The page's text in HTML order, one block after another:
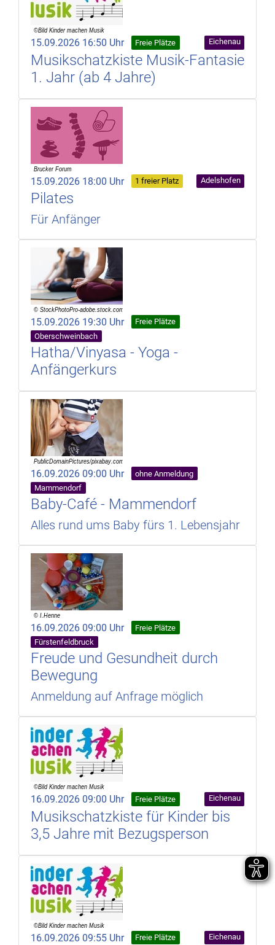
15.09.2026 16:50 Uhr Freie Plätze Eichenau
Musikschatzkiste Musik-Fantasie
1. Jahr (ab 4 Jahre)
15.09.2026 18:00 Uhr 1 freier Platz Adelshofen
Pilates
Für Anfänger
15.09.2026 19:30 Uhr
Freie Plätze
Oberschweinbach
Hatha/Vinyasa - Yoga -
Anfängerkurs
16.09.2026 09:00 Uhr
ohne Anmeldung
Mammendorf
Baby-Café - Mammendorf
Alles rund ums Baby fürs 1. Lebensjahr
16.09.2026 09:00 Uhr
Freie Plätze
Fürstenfeldbruck
Freude und Gesundheit durch
Bewegung
Anmeldung auf Anfrage möglich
16.09.2026 09:00 Uhr Freie Plätze Eichenau
Musikschatzkiste für Kinder bis
3,5 Jahre mit Bezugsperson
16.09.2026 09:55 Uhr Freie Plätze Eichenau